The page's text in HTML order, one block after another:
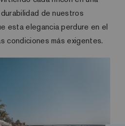
de nuestros
esta elegancia perdure en el
condiciones más exigentes.